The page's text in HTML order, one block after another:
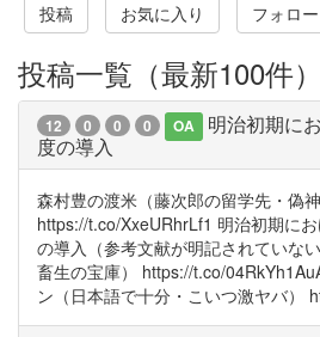
投稿 お気に入り フォロー
投稿一覧（最新100件）
12 0 0 0 OA
明治初期に
度の導入
森村豊の渡米（藤次郎の留学先・偽
https://t.co/XxeURhrLf1 明治初期に
の導入（参考文献が明記されていな
畜生の宝庫） https://t.co/
ン（日本語で十分・こいつ激ヤバ）